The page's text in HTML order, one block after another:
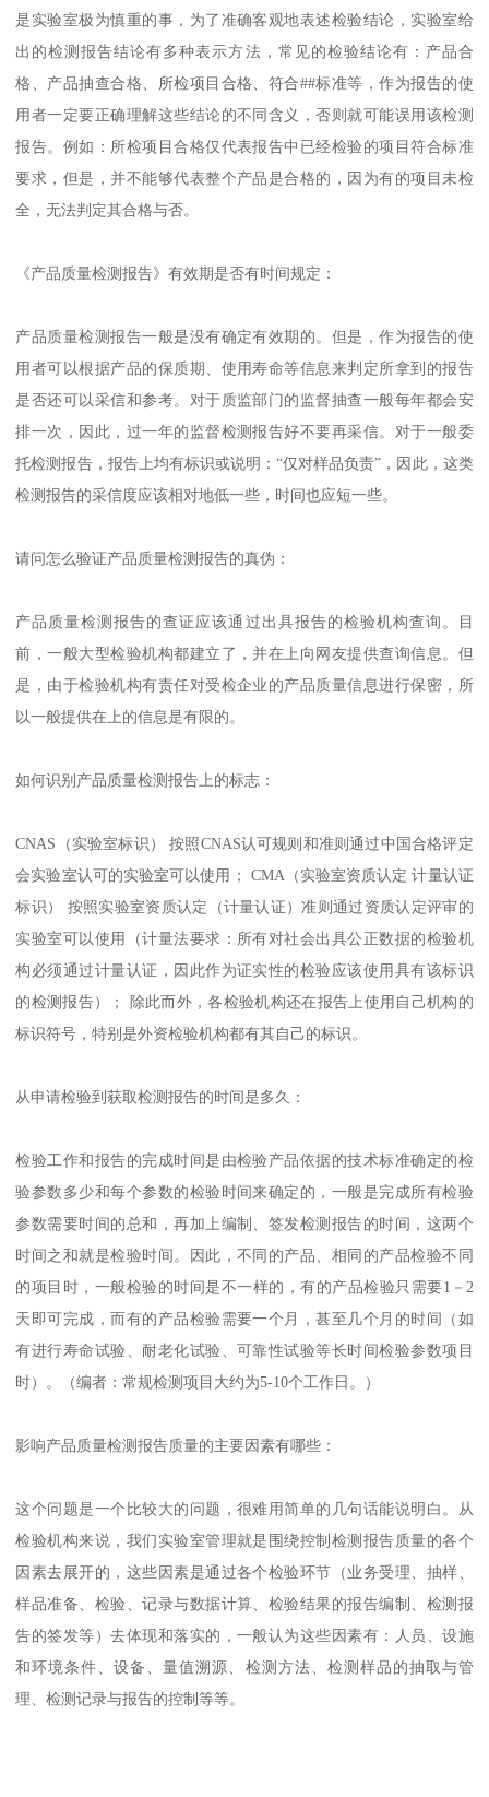
是实验室极为慎重的事，为了准确客观地表述检验结论，实验室给
出的检测报告结论有多种表示方法，常见的检验结论有：产品合
格、产品抽查合格、所检项目合格、符合##标准等，作为报告的使
用者一定要正确理解这些结论的不同含义，否则就可能误用该检测
报告。例如：所检项目合格仅代表报告中已经检验的项目符合标准
要求，但是，并不能够代表整个产品是合格的，因为有的项目未检
全，无法判定其合格与否。
《产品质量检测报告》有效期是否有时间规定：
产品质量检测报告一般是没有确定有效期的。但是，作为报告的使
用者可以根据产品的保质期、使用寿命等信息来判定所拿到的报告
是否还可以采信和参考。对于质监部门的监督抽查一般每年都会安
排一次，因此，过一年的监督检测报告好不要再采信。对于一般委
托检测报告，报告上均有标识或说明：“仅对样品负责”，因此，这类
检测报告的采信度应该相对地低一些，时间也应短一些。
请问怎么验证产品质量检测报告的真伪：
产品质量检测报告的查证应该通过出具报告的检验机构查询。目
前，一般大型检验机构都建立了，并在上向网友提供查询信息。但
是，由于检验机构有责任对受检企业的产品质量信息进行保密，所
以一般提供在上的信息是有限的。
如何识别产品质量检测报告上的标志：
CNAS（实验室标识） 按照CNAS认可规则和准则通过中国合格评定
会实验室认可的实验室可以使用； CMA（实验室资质认定 计量认证
标识） 按照实验室资质认定（计量认证）准则通过资质认定评审的
实验室可以使用（计量法要求：所有对社会出具公正数据的检验机
构必须通过计量认证，因此作为证实性的检验应该使用具有该标识
的检测报告）； 除此而外，各检验机构还在报告上使用自己机构的
标识符号，特别是外资检验机构都有其自己的标识。
从申请检验到获取检测报告的时间是多久：
检验工作和报告的完成时间是由检验产品依据的技术标准确定的检
验参数多少和每个参数的检验时间来确定的，一般是完成所有检验
参数需要时间的总和，再加上编制、签发检测报告的时间，这两个
时间之和就是检验时间。因此，不同的产品、相同的产品检验不同
的项目时，一般检验的时间是不一样的，有的产品检验只需要1－2
天即可完成，而有的产品检验需要一个月，甚至几个月的时间（如
有进行寿命试验、耐老化试验、可靠性试验等长时间检验参数项目
时）。（编者：常规检测项目大约为5-10个工作日。）
影响产品质量检测报告质量的主要因素有哪些：
这个问题是一个比较大的问题，很难用简单的几句话能说明白。从
检验机构来说，我们实验室管理就是围绕控制检测报告质量的各个
因素去展开的，这些因素是通过各个检验环节（业务受理、抽样、
样品准备、检验、记录与数据计算、检验结果的报告编制、检测报
告的签发等）去体现和落实的，一般认为这些因素有：人员、设施
和环境条件、设备、量值溯源、检测方法、检测样品的抽取与管
理、检测记录与报告的控制等等。